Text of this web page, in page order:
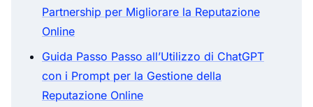
Partnership per Migliorare la Reputazione
Online
Guida Passo Passo all’Utilizzo di ChatGPT
con i Prompt per la Gestione della
Reputazione Online